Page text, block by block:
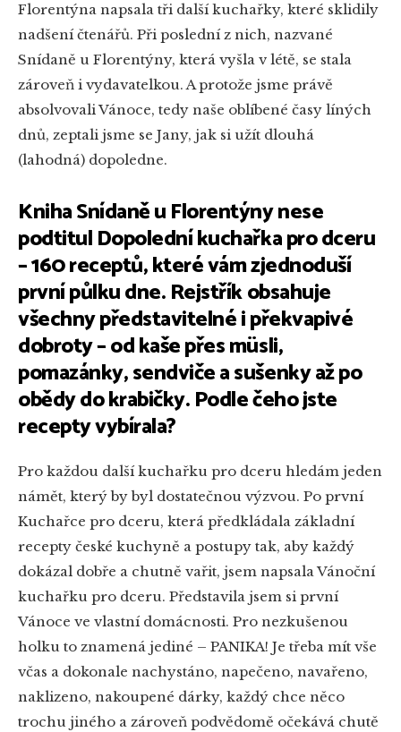
Florentýna napsala tři další kuchařky, které sklidily
nadšení čtenářů. Při poslední z nich, nazvané
Snídaně u Florentýny, která vyšla v létě, se stala
zároveň i vydavatelkou. A protože jsme právě
absolvovali Vánoce, tedy naše oblíbené časy líných
dnů, zeptali jsme se Jany, jak si užít dlouhá
(lahodná) dopoledne.
Kniha Snídaně u Florentýny nese
podtitul Dopolední kuchařka pro dceru
– 160 receptů, které vám zjednoduší
první půlku dne. Rejstřík obsahuje
všechny představitelné i překvapivé
dobroty – od kaše přes müsli,
pomazánky, sendviče a sušenky až po
obědy do krabičky. Podle čeho jste
recepty vybírala?
Pro každou další kuchařku pro dceru hledám jeden
námět, který by byl dostatečnou výzvou. Po první
Kuchařce pro dceru, která předkládala základní
recepty české kuchyně a postupy tak, aby každý
dokázal dobře a chutně vařit, jsem napsala Vánoční
kuchařku pro dceru. Představila jsem si první
Vánoce ve vlastní domácnosti. Pro nezkušenou
holku to znamená jediné – PANIKA! Je třeba mít vše
včas a dokonale nachystáno, napečeno, navařeno,
naklizeno, nakoupené dárky, každý chce něco
trochu jiného a zároveň podvědomě očekává chutě